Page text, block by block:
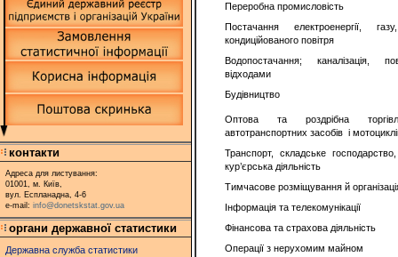
контакти
Адреса для листування:
01001, м. Київ,
вул. Еспланадна, 4-6
e-mail: info@donetskstat.gov.ua
органи державної статистики
Державна служба статистики
Переробна промисловість
Постачання електроенергії,
кондиційованого повітря
Водопостачання; каналізація,
відходами
Будівництво
Оптова та роздрібна
автотранспортних засобів і
Транспорт, складське
кур’єрська діяльність
Тимчасове розміщування й
Інформація та телекомунікації
Фінансова та страхова діяльність
Операції з нерухомим майном